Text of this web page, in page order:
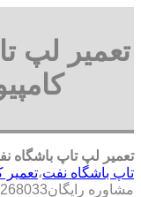
تعمیر لپ
تعمیر لپ تاپ باشگاه
تاپ باشگاه نفت،تعمیر